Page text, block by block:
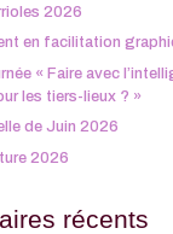
2026
en facilitation
« Faire avec
les tiers-lieux ? »
de Juin 2026
2026
récents